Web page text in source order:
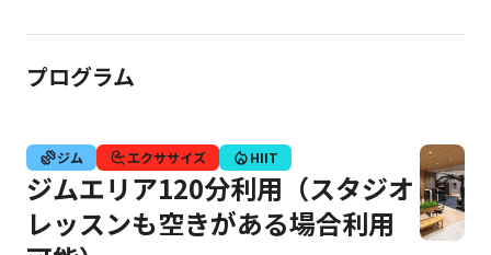
※商業施設の営業時間外の動線につきまして
【9:00～10:00／21:00～22:30】
1階正面口（クロススクエアゲート）もしくは屋上駐車
までお越しください。
・上記時間、エスカレーターはご利用いただけません
・1階正面口(クロススクエアゲート)、屋上駐車場は24
時間ご利用いただけます。
プログラム
ジム エクササイズ HIIT
ジムエリア120分利用（スタジオ
レッスンも空きがある場合利用